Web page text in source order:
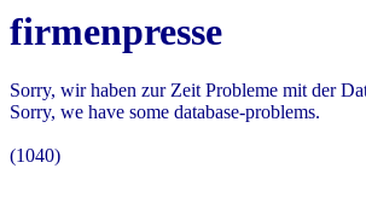
firmenpresse
Sorry, wir haben zur Zeit Probleme mit der
Sorry, we have some database-problems.
(1040)